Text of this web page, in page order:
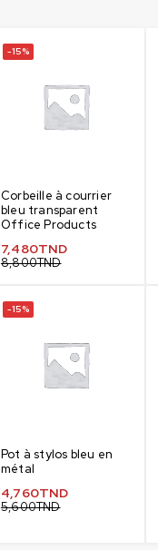
-15%
Corbeille à courrier
bleu transparent
Office Products
8,800TND
7,480TND
-15%
Pot à stylos bleu en
métal
5,600TND
4,760TND